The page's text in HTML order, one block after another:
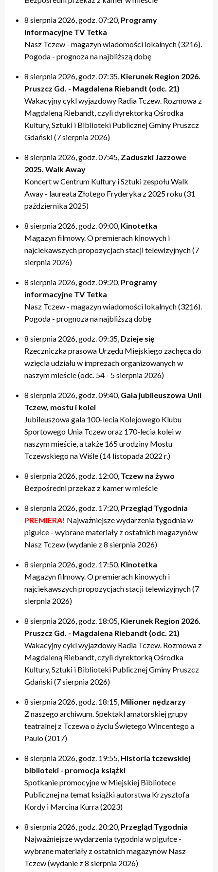
20:00 – relacje
21:40 – Pytania do Prezydenta / Pytania do Starosty
22:00 – relacje
20:00 – relacje
21:40 – Opinie w Radiu Tczew
22:00 – relacje
19:40 – Kulturalne pogaduszki / Fabryczne Pogaduszki
20:00 – relacje
21:20 – Nasz Tczew, Pogoda
21:40 – KinoteTka
21:50 – Kulturalne pogaduszki / Fabryczne Pogaduszki
22:00 – relacje
19:50 – relacje
21:40 – Tczew Mówi
21:50 – relacje
17:40 – Powtórki programów z tygodnia
20:40 – relacje tygodnia
8 sierpnia 2026, godz. 07:20, Programy
informacyjne TV Tetka
Nasz Tczew - magazyn wiadomości lokalnych (3216).
Pogoda - prognoza na najbliższą dobę
8 sierpnia 2026, godz. 07:35, Kierunek Region 2026.
Pruszcz Gd. - Magdalena Riebandt (odc. 21)
Wakacyjny cykl wyjazdowy Radia Tczew. Rozmowa z
Magdaleną Riebandt, czyli dyrektorką Ośrodka
Kultury, Sztuki i Biblioteki Publicznej Gminy Pruszcz
Gdański (7 sierpnia 2026)
8 sierpnia 2026, godz. 07:45, Zaduszki Jazzowe
2025. Walk Away
Koncert w Centrum Kultury i Sztuki zespołu Walk
Away - laureata Złotego Fryderyka z 2025 roku (31
października 2025)
8 sierpnia 2026, godz. 09:00, Kinotetka
Magazyn filmowy. O premierach kinowych i
najciekawszych propozycjach stacji telewizyjnych (7
sierpnia 2026)
8 sierpnia 2026, godz. 09:20, Programy
informacyjne TV Tetka
Nasz Tczew - magazyn wiadomości lokalnych (3216).
Pogoda - prognoza na najbliższą dobę
8 sierpnia 2026, godz. 09:35, Dzieje się
Rzeczniczka prasowa Urzędu Miejskiego zachęca do
wzięcia udziału w imprezach organizowanych w
naszym mieście (odc. 54 - 5 sierpnia 2026)
8 sierpnia 2026, godz. 09:40, Gala jubileuszowa Unii
Tczew, mostu i kolei
Jubileuszowa gala 100-lecia Kolejowego Klubu
Sportowego Unia Tczew oraz 170-lecia kolei w
naszym mieście, a także 165 urodziny Mostu
Tczewskiego na Wiśle (14 listopada 2022 r.)
8 sierpnia 2026, godz. 12:00, Tczew na żywo
Bezpośredni przekaz z kamer w mieście
8 sierpnia 2026, godz. 17:20, Przegląd Tygodnia
PREMIERA! Najważniejsze wydarzenia tygodnia w
pigułce - wybrane materiały z ostatnich magazynów
Nasz Tczew (wydanie z 8 sierpnia 2026)
8 sierpnia 2026, godz. 17:50, Kinotetka
Magazyn filmowy. O premierach kinowych i
najciekawszych propozycjach stacji telewizyjnych (7
sierpnia 2026)
8 sierpnia 2026, godz. 18:05, Kierunek Region 2026.
Pruszcz Gd. - Magdalena Riebandt (odc. 21)
Wakacyjny cykl wyjazdowy Radia Tczew. Rozmowa z
Magdaleną Riebandt, czyli dyrektorką Ośrodka
Kultury, Sztuki i Biblioteki Publicznej Gminy Pruszcz
Gdański (7 sierpnia 2026)
8 sierpnia 2026, godz. 18:15, Milioner nędzarzy
Z naszego archiwum. Spektakl amatorskiej grupy
teatralnej z Tczewa o życiu Świętego Wincentego a
Paulo (2017)
8 sierpnia 2026, godz. 19:55, Historia tczewskiej
biblioteki - promocja książki
Spotkanie promocyjne w Miejskiej Bibliotece
Publicznej na temat książki autorstwa Krzysztofa
Kordy i Marcina Kurra (2023)
8 sierpnia 2026, godz. 20:20, Przegląd Tygodnia
Najważniejsze wydarzenia tygodnia w pigułce -
wybrane materiały z ostatnich magazynów Nasz
Tczew (wydanie z 8 sierpnia 2026)